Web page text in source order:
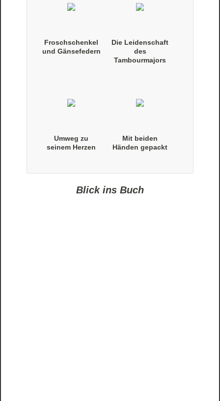
Froschschenkel
und Gänsefedern
Die Leidenschaft
des
Tambourmajors
Umweg zu
seinem Herzen
Mit beiden
Händen gepackt
Blick ins Buch